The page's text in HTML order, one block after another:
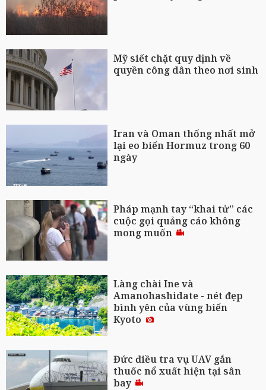
Mỹ siết chặt quy định về
quyền công dân theo nơi sinh
Iran và Oman thống nhất mở
lại eo biển Hormuz trong 60
ngày
Pháp mạnh tay “khai tử” các
cuộc gọi quảng cáo không
mong muốn
Làng chài Ine và
Amanohashidate - nét đẹp
bình yên của vùng biển
Kyoto
Đức điều tra vụ UAV gắn
thuốc nổ xuất hiện tại sân
bay